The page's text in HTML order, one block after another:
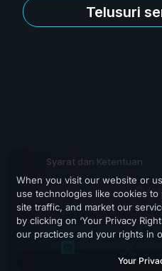
Telusuri
Syarat dan Ketentuan
When you visit our website or
use technologies like cookies
site traffic, and market our
by clicking on ‘Your Privacy
our practices and your rights in
Your